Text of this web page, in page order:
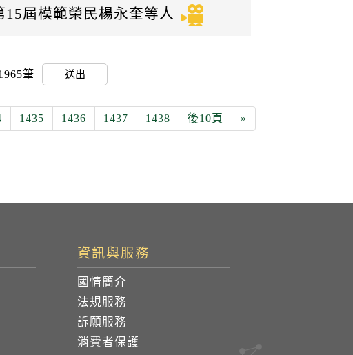
屆模範榮民楊永奎等人
筆 送出
1435 1436 1437 1438 後10頁 »
資訊與服務
國情簡介
法規服務
訴願服務
消費者保護